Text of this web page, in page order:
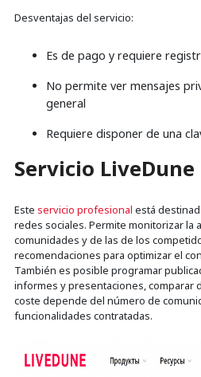
Desventajas del servicio:
Es de pago y requiere
No permite ver mensajes
general
Requiere disponer de una
Servicio LiveDune
Este servicio profesional está
redes sociales. Permite monitorizar la
comunidades y de las de los
recomendaciones para optimizar el
También es posible programar
informes y presentaciones, comparar
coste depende del número de
funcionalidades contratadas.